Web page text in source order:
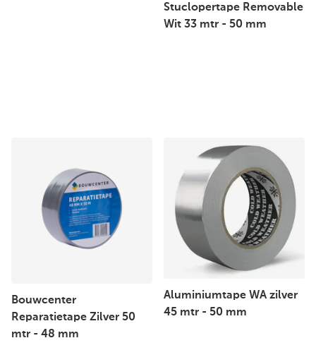
Stuclopertape Removable
Wit 33 mtr - 50 mm
Bouwcenter
Reparatietape Zilver 50
mtr - 48 mm
Aluminiumtape WA zilver
45 mtr - 50 mm